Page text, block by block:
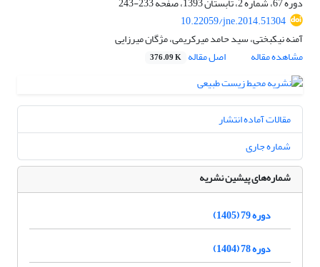
10.22059/jne.2014.51304
آمنه نیکبختی، سید حامد میرکریمی، مژگان میرزایی
مشاهده مقاله
اصل مقاله 376.09 K
مقالات آماده انتشار
شماره جاری
شماره‌های پیشین نشریه
دوره 79 (1405)
دوره 78 (1404)